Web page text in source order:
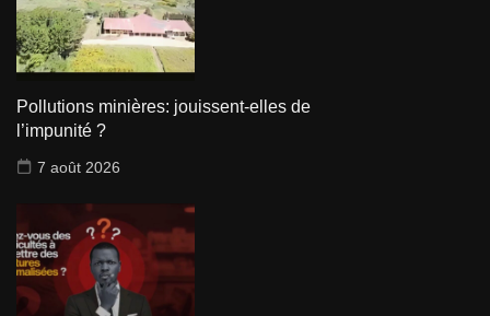
Pollutions minières: jouissent-elles de
l’impunité ?
7 août 2026